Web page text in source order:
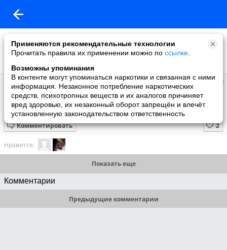
Применяются рекомендательные технологии
Прочитать правила их применении можно по ссылке
Возможны упоминания
В контенте могут упоминаться наркотики и связанная с ними
информация. Незаконное потребление наркотических
средств, психотропных веществ и их аналогов причиняет
вред здоровью, их незаконный оборот запрещён и влечёт
установленную законодательством ответственность
Супер топ
добавил видео
17 июня
БЛИЗНЕЦЫ СПОРЯТ ИЗ-ЗА ВСЕГО
Комментировать
Нравится:
Показать еще
Комментарии
Предыдущие комментарии